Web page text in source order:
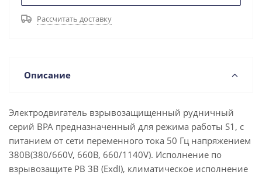
Рассчитать доставку
Описание
Электродвигатель взрывозащищенный рудничный
серий ВРА предназначенный для режима работы S1, с
питанием от сети переменного тока 50 Гц напряжением
380В(380/660V, 660В, 660/1140V). Исполнение по
взрывозащите РВ 3В (ExdI), климатическое исполнение